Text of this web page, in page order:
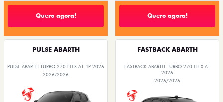
Quero agora! Quero agora!
PULSE ABARTH
PULSE ABARTH TURBO 270 FLEX AT 4P 2026
2026/2026
FASTBACK ABARTH
FASTBACK ABARTH TURBO 270 FLEX AT
2026
2026/2026